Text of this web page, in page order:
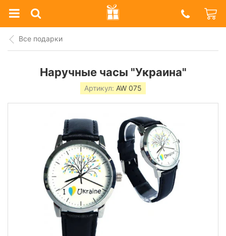
Prazdnik
Shop
Все подарки
Наручные часы "Украина"
Артикул: AW 075